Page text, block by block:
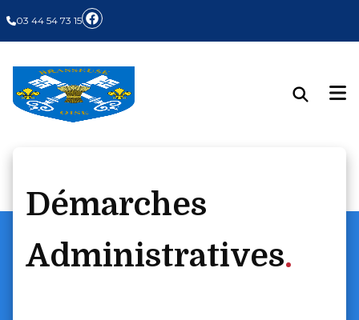
03 44 54 73 15
Démarches
Administratives